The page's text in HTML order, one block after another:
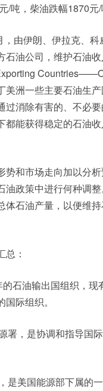
吨，柴油跌幅1870元/
由伊朗、伊拉克、
石油公司，维护石油
美洲一些主要石油生
过消除有害的、不必
都能获得稳定的石油
势和市场走向加以分
油政策中进行何种调
体石油产量，以便维
：
石油输出国组织，
际组织。
署，是协调和指导国
是美国能源部下属的